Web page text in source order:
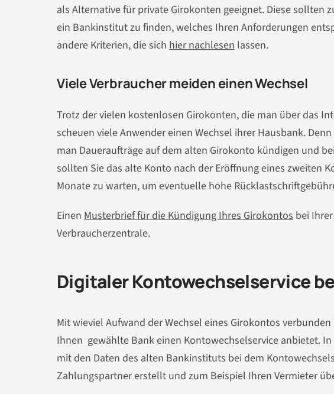
als Alternative für private Girokonten geeignet. Diese sollten
ein Bankinstitut zu finden, welches Ihren Anforderungen
andere Kriterien, die sich hier nachlesen lassen.
Viele Verbraucher meiden einen Wechsel
Trotz der vielen kostenlosen Girokonten, die man über das
scheuen viele Anwender einen Wechsel ihrer Hausbank.
man Daueraufträge auf dem alten Girokonto kündigen und
sollten Sie das alte Konto nach der Eröffnung eines zweiten
Monate zu warten, um eventuelle hohe
Einen Musterbrief für die Kündigung Ihres Girokontos bei
Verbraucherzentrale.
Digitaler Kontowechselservice
Mit wieviel Aufwand der Wechsel eines Girokontos
Ihnen gewählte Bank einen Kontowechselservice anbietet.
mit den Daten des alten Bankinstituts bei dem
Zahlungspartner erstellt und zum Beispiel Ihren Vermieter